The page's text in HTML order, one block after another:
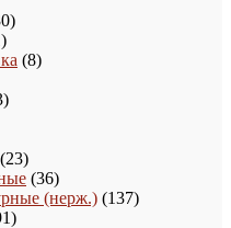
30
81
товар
88
13
2323
товара
3636
товаров
(нерж.) 137137
91